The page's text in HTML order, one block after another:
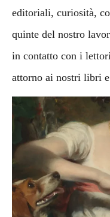
editoriali, curiosità,
quinte del nostro
in contatto con i
attorno ai nostri libri